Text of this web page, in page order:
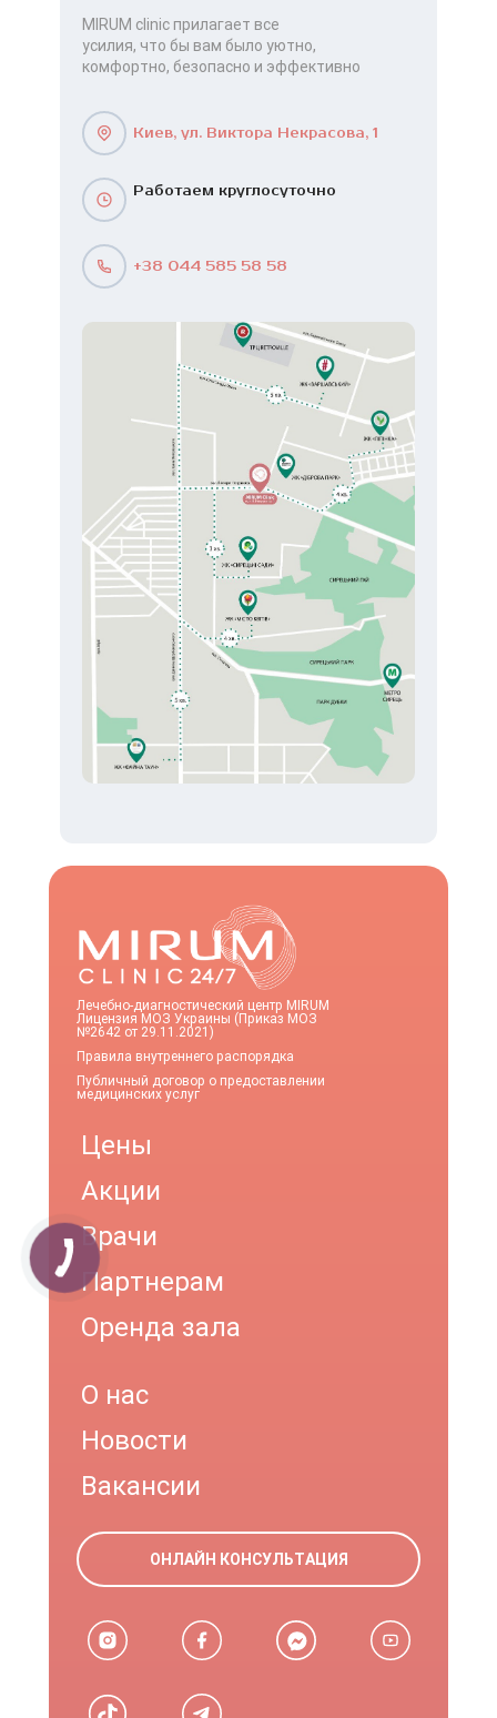
MIRUM clinic прилагает все
усилия, что бы вам было уютно,
комфортно, безопасно и эффективно
Киев, ул. Виктора Некрасова, 1
Работаем круглосуточно
+38 044 585 58 58
Лечебно-диагностический центр MIRUM
Лицензия МОЗ Украины (Приказ МОЗ
№2642 от 29.11.2021)
Правила внутреннего распорядка
Публичный договор о предоставлении
медицинских услуг
Цены
Акции
Врачи
Партнерам
Оренда зала
О нас
Новости
Вакансии
ОНЛАЙН КОНСУЛЬТАЦИЯ